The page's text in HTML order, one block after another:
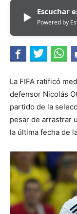
▶ Escuchar
Powered by
La FIFA ratificó
defensor Nicolás
partido de la
pesar de arrastrar
la última fecha de